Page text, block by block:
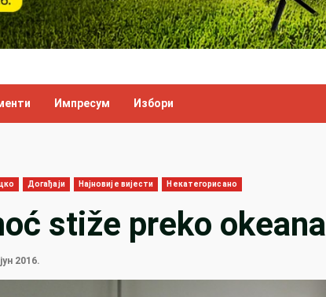
Импресум Избори
Догађаји Најновије вијести Некатегорисано
stiže preko okeana
2016.